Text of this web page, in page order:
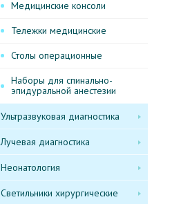
Медицинские консоли
Тележки медицинские
Столы операционные
Наборы для спинально-
эпидуральной анестезии
Ультразвуковая диагностика
Лучевая диагностика
Неонатология
Светильники хирургические